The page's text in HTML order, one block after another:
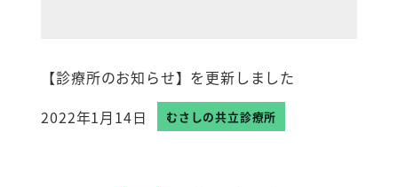
【診療所のお知らせ】を更新しました
投稿日
2022年1月14日 むさしの共立診療所